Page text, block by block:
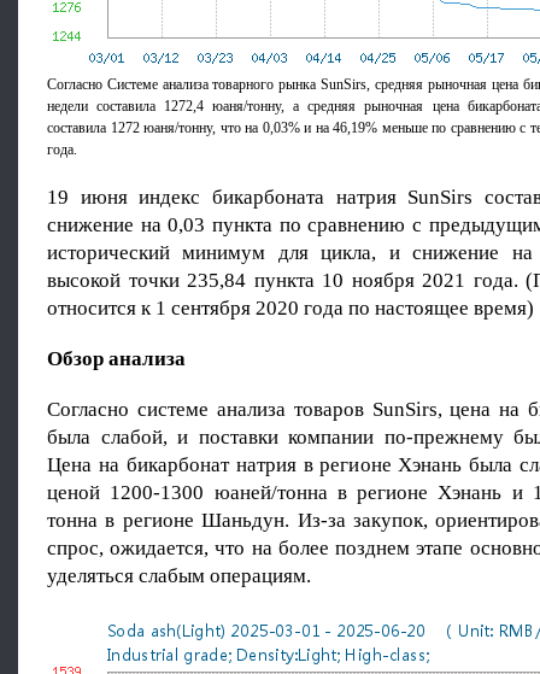
Согласно Системе анализа товарного рынка SunSirs, средняя рыночная цена
недели составила 1272,4 юаня/тонну, а средняя рыночная цена
составила 1272 юаня/тонну, что на 0,03% и на 46,19% меньше по сравнению с
года.
19 июня индекс бикарбоната натрия SunSirs
снижение на 0,03 пункта по сравнению с
исторический минимум для цикла, и снижение
высокой точки 235,84 пункта 10 ноября 2021 года.
относится к 1 сентября 2020 года по настоящее время)
Обзор анализа
Согласно системе анализа товаров SunSirs, цена на
была слабой, и поставки компании по-прежнему
Цена на бикарбонат натрия в регионе Хэнань была
ценой 1200-1300 юаней/тонна в регионе Хэнань и
тонна в регионе Шаньдун. Из-за закупок,
спрос, ожидается, что на более позднем этапе
уделяться слабым операциям.